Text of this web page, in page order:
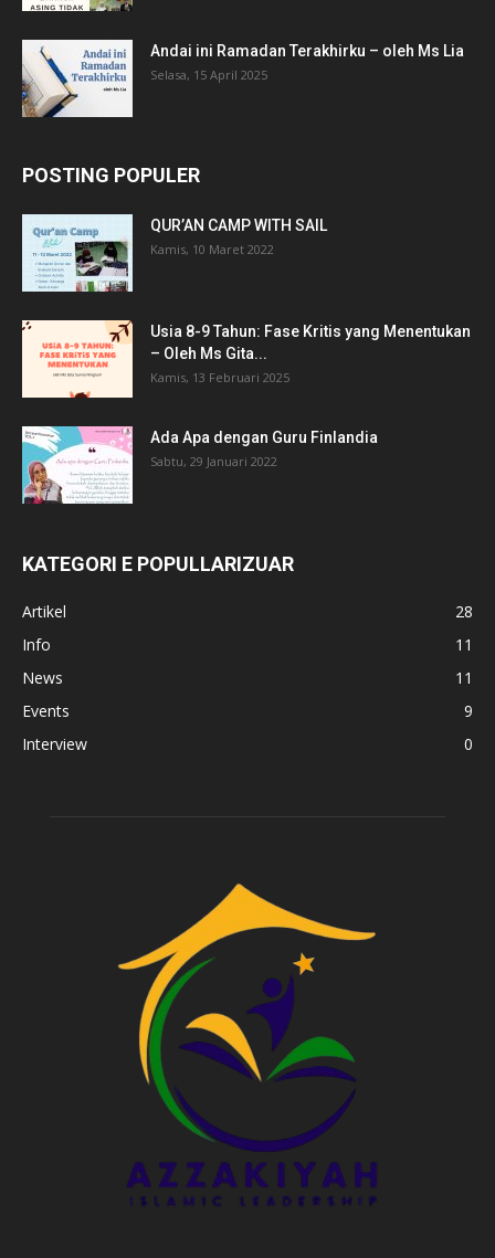
Andai ini Ramadan Terakhirku – oleh Ms Lia
Selasa, 15 April 2025
POSTING POPULER
QUR’AN CAMP WITH SAIL
Kamis, 10 Maret 2022
Usia 8-9 Tahun: Fase Kritis yang Menentukan
– Oleh Ms Gita...
Kamis, 13 Februari 2025
Ada Apa dengan Guru Finlandia
Sabtu, 29 Januari 2022
KATEGORI E POPULLARIZUAR
Artikel
28
Info
11
News
11
Events
9
Interview
0